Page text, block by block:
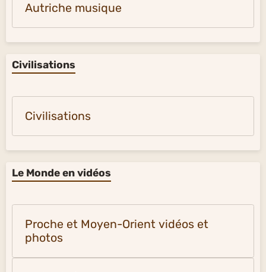
Autriche musique
Civilisations
Civilisations
Le Monde en vidéos
Proche et Moyen-Orient vidéos et
photos